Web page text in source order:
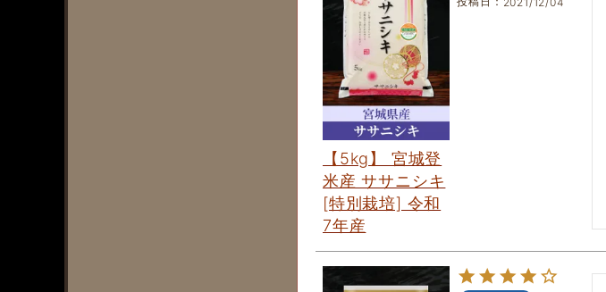
【5kg】 宮城登
米産 ササニシキ
[特別栽培] 令和
7年産